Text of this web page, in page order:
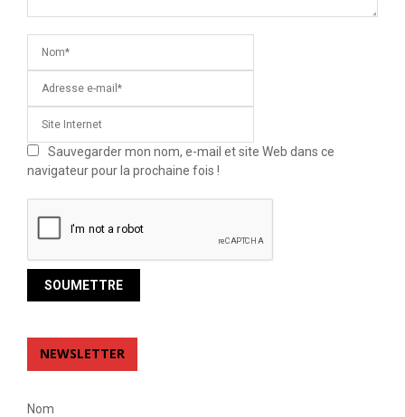
Sauvegarder mon nom, e-mail et site Web dans ce
navigateur pour la prochaine fois !
NEWSLETTER
Nom